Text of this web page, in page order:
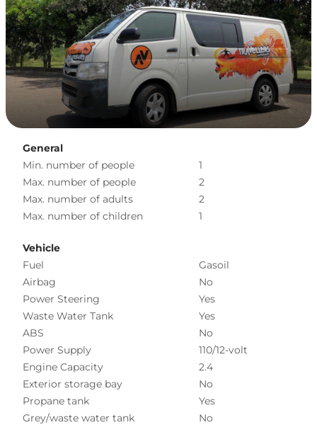
General
Min. number of people
1
Max. number of people
2
Max. number of adults
2
Max. number of children
1
Vehicle
Fuel
Gasoil
Airbag
No
Power Steering
Yes
Waste Water Tank
Yes
ABS
No
Power Supply
110/12-volt
Engine Capacity
2.4
Exterior storage bay
No
Propane tank
Yes
Grey/waste water tank
No